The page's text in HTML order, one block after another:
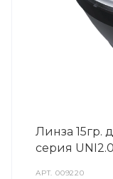
Линза 15гр.
серия
АРТ.009220